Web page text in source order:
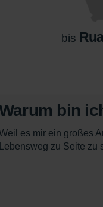
bis
bin
es mir ein großes
Lebensweg zu Seite